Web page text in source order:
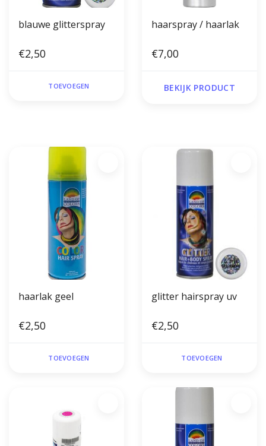
blauwe glitterspray
€2,50
TOEVOEGEN
haarspray / haarlak
€7,00
BEKIJK PRODUCT
haarlak geel
€2,50
TOEVOEGEN
glitter hairspray uv
€2,50
TOEVOEGEN